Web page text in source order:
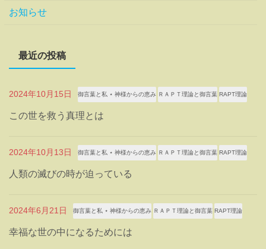
お知らせ
最近の投稿
2024年10月15日 御言葉と私 ⋆ 神様からの恵み ＲＡＰＴ理論と御言葉 RAPT理論
この世を救う真理とは
2024年10月13日 御言葉と私 ⋆ 神様からの恵み ＲＡＰＴ理論と御言葉 RAPT理論
人類の滅びの時が迫っている
2024年6月21日 御言葉と私 ⋆ 神様からの恵み ＲＡＰＴ理論と御言葉 RAPT理論
幸福な世の中になるためには